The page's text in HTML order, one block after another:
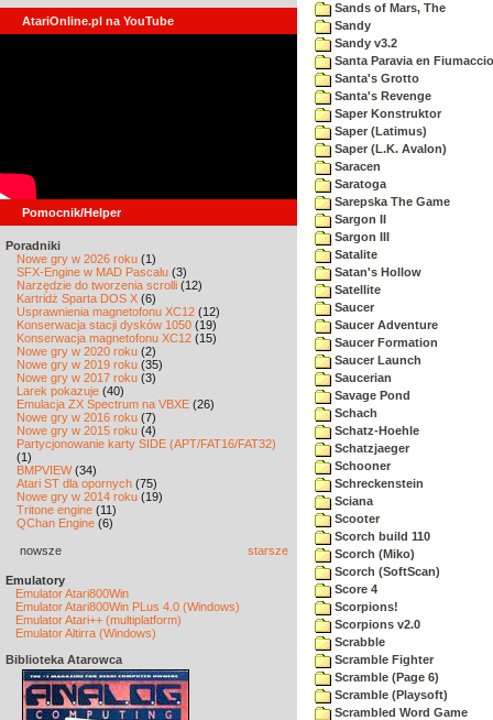
AtariOnline.pl na YouTube
Pomocnik/Helper
Poradniki
Nowe gry w 2026 roku (1)
SFX-Engine w MAD Pascalu (3)
Narzędzie do tworzenia scrolli (12)
Kartridż Sparta DOS X (6)
Usprawnienia magnetofonu XC12 (12)
Konserwacja stacji dysków 1050 (19)
Konserwacja magnetofonu XC12 (15)
Nowe gry w 2020 roku (2)
Nowe gry w 2019 roku (35)
Nowe gry w 2017 roku (3)
Larek pokazuje (40)
Emulacja ZX Spectrum na VBXE (26)
Nowe gry w 2016 roku (7)
Nowe gry w 2015 roku (4)
Partycjonowanie karty SIDE (APT/FAT16/FAT32)
(1)
BMPVIEW(34)
Atari ST dla opornych (75)
Nowe gry w 2014 roku (19)
Tritone engine (11)
QChan Engine (6)
nowsze starsze
Emulatory
Emulator Atari800Win
Emulator Atari800Win PLus 4.0 (Windows)
Emulator Atari++ (multiplatform)
Emulator Altirra (Windows)
Biblioteka Atarowca
Sands of Mars, The
Sandy
Sandy v3.2
Santa Paravia en Fiumaccio
Santa's Grotto
Santa's Revenge
Saper Konstruktor
Saper (Latimus)
Saper (L.K. Avalon)
Saracen
Saratoga
Sarepska The Game
Sargon II
Sargon III
Satalite
Satan's Hollow
Satellite
Saucer
Saucer Adventure
Saucer Formation
Saucer Launch
Saucerian
Savage Pond
Schach
Schatz-Hoehle
Schatzjaeger
Schooner
Schreckenstein
Sciana
Scooter
Scorch build 110
Scorch (Miko)
Scorch (SoftScan)
Score 4
Scorpions!
Scorpions v2.0
Scrabble
Scramble Fighter
Scramble (Page 6)
Scramble (Playsoft)
Scrambled Word Game